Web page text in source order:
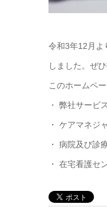
令和3年12月よ
しました。ぜ
このホームペ
・ 弊社サービ
・ ケアマネジ
・ 病院及び診
・ 在宅看護セ